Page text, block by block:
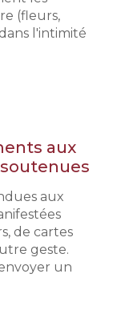
(fleurs,
l'intimité
aux
aux
de cartes
geste.
un